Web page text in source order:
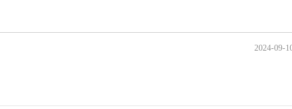
2024-09-